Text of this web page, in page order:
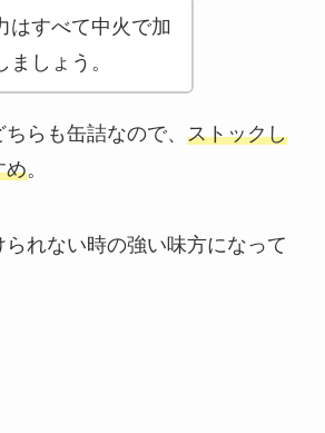
はすべて中火で加
ましょう。
らも缶詰なので、 ストックし
め。
れない時の強い味方になって